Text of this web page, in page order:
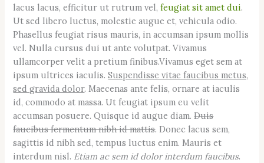
lacus lacus, efficitur ut rutrum vel, feugiat sit amet dui.
Ut sed libero luctus, molestie augue et, vehicula odio.
Phasellus feugiat risus mauris, in accumsan ipsum mollis
vel. Nulla cursus dui ut ante volutpat. Vivamus
ullamcorper velit a pretium finibus.Vivamus eget sem at
ipsum ultrices iaculis.Suspendisse vitae faucibus metus,
sed gravida dolor. Maecenas ante felis, ornare at iaculis
id, commodo at massa. Ut feugiat ipsum eu velit
accumsan posuere. Quisque id augue diam.Duis
faucibus fermentum nibh id mattis. Donec lacus sem,
sagittis id nibh sed, tempus luctus enim. Mauris et
interdum nisl. Etiam ac sem id dolor interdum faucibus.